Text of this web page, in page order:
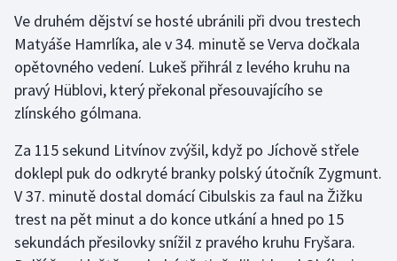
Plážový volejbal
Ragby
Rychlobruslení
Rychlostní kanoistika
Short track
Sportovní střelba
Ve druhém dějství se hosté ubránili při dvou trestech
Matyáše Hamrlíka, ale v 34. minutě se Verva dočkala
opětovného vedení. Lukeš přihrál z levého kruhu na
pravý Hüblovi, který překonal přesouvajícího se
zlínského gólmana.
Za 115 sekund Litvínov zvýšil, když po Jíchově střele
doklepl puk do odkryté branky polský útočník Zygmunt.
V 37. minutě dostal domácí Cibulskis za faul na Žižku
trest na pět minut a do konce utkání a hned po 15
sekundách přesilovky snížil z pravého kruhu Fryšara.